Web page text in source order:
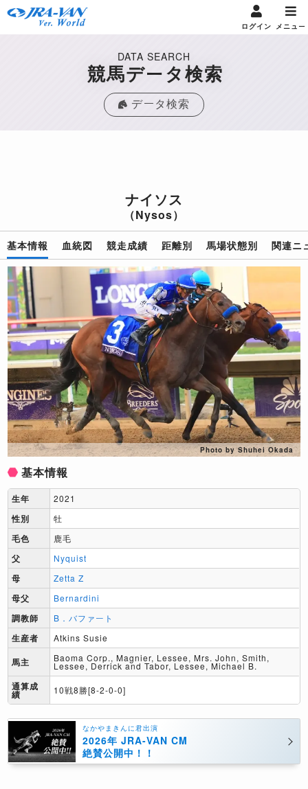
ログイン メニュー
DATA SEARCH
競馬データ検索
データ検索
ナイソス
（Nysos）
基本情報 血統図 競走成績 距離別 馬場状態別 関連ニ
Photo by Shuhei Okada
基本情報
生年 2021
性別 牡
毛色 鹿毛
父 Nyquist
母 Zetta Z
母父 Bernardini
調教師 B．バファート
生産者 Atkins Susie
馬主 Baoma Corp., Magnier, Lessee, Mrs. John, Smith,
Lessee, Derrick and Tabor, Lessee, Michael B.
通算成
績 10戦8勝[8-2-0-0]
なかやまきんに君出演
2026年 JRA-VAN CM
絶賛公開中！！